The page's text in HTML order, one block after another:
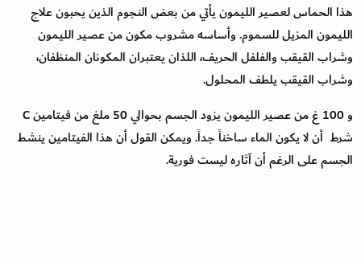
هذا الحماس لعصير الليمون يأتي من بعض النجوم الذين يحبون علاج
الليمون المزيل للسموم. وأساسه مشروب مكون من عصير الليمون
وشراب القيقب والفلفل الحريف، اللذان يعتبران المكونان المنظفان،
وشراب القيقب يلطف المحلول.
و 100 غ من عصير الليمون يزود الجسم بحوالي 50 ملغ من فيتامين C
شرط أن لا يكون الماء ساخناً جداً. ويمكن القول أن هذا الفيتامين ينشط
الجسم على الرغم أن آثاره ليست فورية.